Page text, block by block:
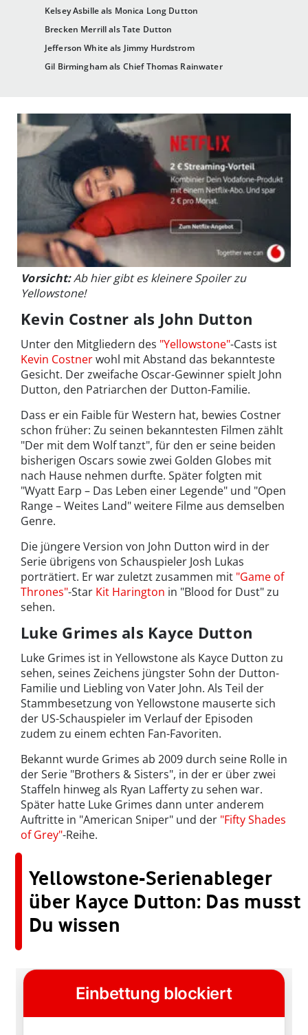
Kelsey Asbille als Monica Long Dutton
Brecken Merrill als Tate Dutton
Jefferson White als Jimmy Hurdstrom
Gil Birmingham als Chief Thomas Rainwater
Vorsicht:Ab hier gibt es kleinere Spoiler zu
Yellowstone!
Kevin Costner als John Dutton
Unter den Mitgliedern des "Yellowstone"-Casts ist
Kevin Costnerwohl mit Abstand das bekannteste
Gesicht. Der zweifache Oscar-Gewinner spielt John
Dutton, den Patriarchen der Dutton-Familie.
Dass er ein Faible für Western hat, bewies Costner
schon früher: Zu seinen bekanntesten Filmen zählt
"Der mit dem Wolf tanzt", für den er seine beiden
bisherigen Oscars sowie zwei Golden Globes mit
nach Hause nehmen durfte. Später folgten mit
"Wyatt Earp – Das Leben einer Legende" und "Open
Range – Weites Land" weitere Filme aus demselben
Genre.
Die jüngere Version von John Dutton wird in der
Serie übrigens von Schauspieler Josh Lukas
porträtiert. Er war zuletzt zusammen mit "Game of
Thrones"-Star Kit Harington in "Blood for Dust" zu
sehen.
Luke Grimes als Kayce Dutton
Luke Grimes ist in Yellowstone als Kayce Dutton zu
sehen, seines Zeichens jüngster Sohn der Dutton-
Familie und Liebling von Vater John. Als Teil der
Stammbesetzung von Yellowstone mauserte sich
der US-Schauspieler im Verlauf der Episoden
zudem zu einem echten Fan-Favoriten.
Bekannt wurde Grimes ab 2009 durch seine Rolle in
der Serie "Brothers & Sisters", in der er über zwei
Staffeln hinweg als Ryan Lafferty zu sehen war.
Später hatte Luke Grimes dann unter anderem
Auftritte in "American Sniper" und der "Fifty Shades
of Grey"-Reihe.
Yellowstone-Serienableger
über Kayce Dutton: Das musst
Du wissen